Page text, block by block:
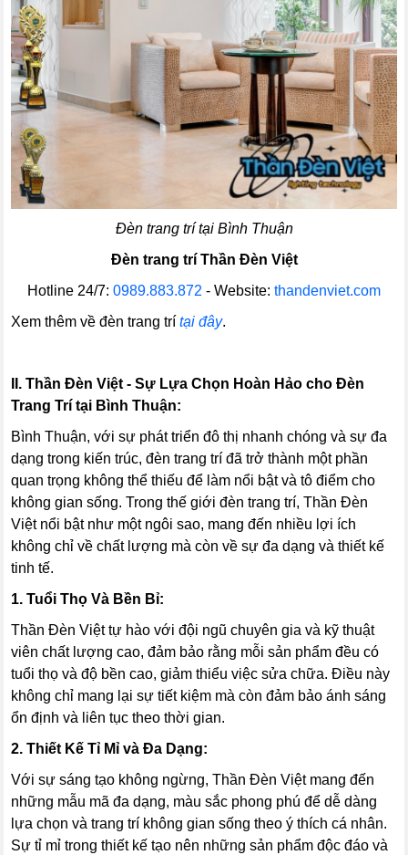
Đèn trang trí tại Bình Thuận
Đèn trang trí Thần Đèn Việt
Hotline 24/7: 0989.883.872 - Website: thandenviet.com
Xem thêm về đèn trang trítại đây.
II. Thần Đèn Việt - Sự Lựa Chọn Hoàn Hảo cho Đèn
Trang Trí tại Bình Thuận:
Bình Thuận, với sự phát triển đô thị nhanh chóng và sự đa
dạng trong kiến trúc, đèn trang trí đã trở thành một phần
quan trọng không thể thiếu để làm nổi bật và tô điểm cho
không gian sống. Trong thế giới đèn trang trí, Thần Đèn
Việt nổi bật như một ngôi sao, mang đến nhiều lợi ích
không chỉ về chất lượng mà còn về sự đa dạng và thiết kế
tinh tế.
1. Tuổi Thọ Và Bền Bỉ:
Thần Đèn Việt tự hào với đội ngũ chuyên gia và kỹ thuật
viên chất lượng cao, đảm bảo rằng mỗi sản phẩm đều có
tuổi thọ và độ bền cao, giảm thiểu việc sửa chữa. Điều này
không chỉ mang lại sự tiết kiệm mà còn đảm bảo ánh sáng
ổn định và liên tục theo thời gian.
2. Thiết Kế Tỉ Mỉ và Đa Dạng:
Với sự sáng tạo không ngừng, Thần Đèn Việt mang đến
những mẫu mã đa dạng, màu sắc phong phú để dễ dàng
lựa chọn và trang trí không gian sống theo ý thích cá nhân.
Sự tỉ mỉ trong thiết kế tạo nên những sản phẩm độc đáo và